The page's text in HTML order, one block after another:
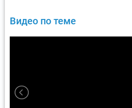
Видео по теме